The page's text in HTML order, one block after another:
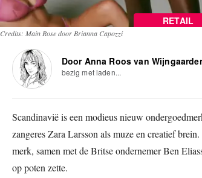
RETAIL
Credits: Main Rose door Brianna Capozzi
Door Anna Roos van
bezig met laden...
Scandinavië is een modieus nieuw
zangeres Zara Larsson als muze en creatief
merk, samen met de Britse ondernemer Ben
op poten zette.